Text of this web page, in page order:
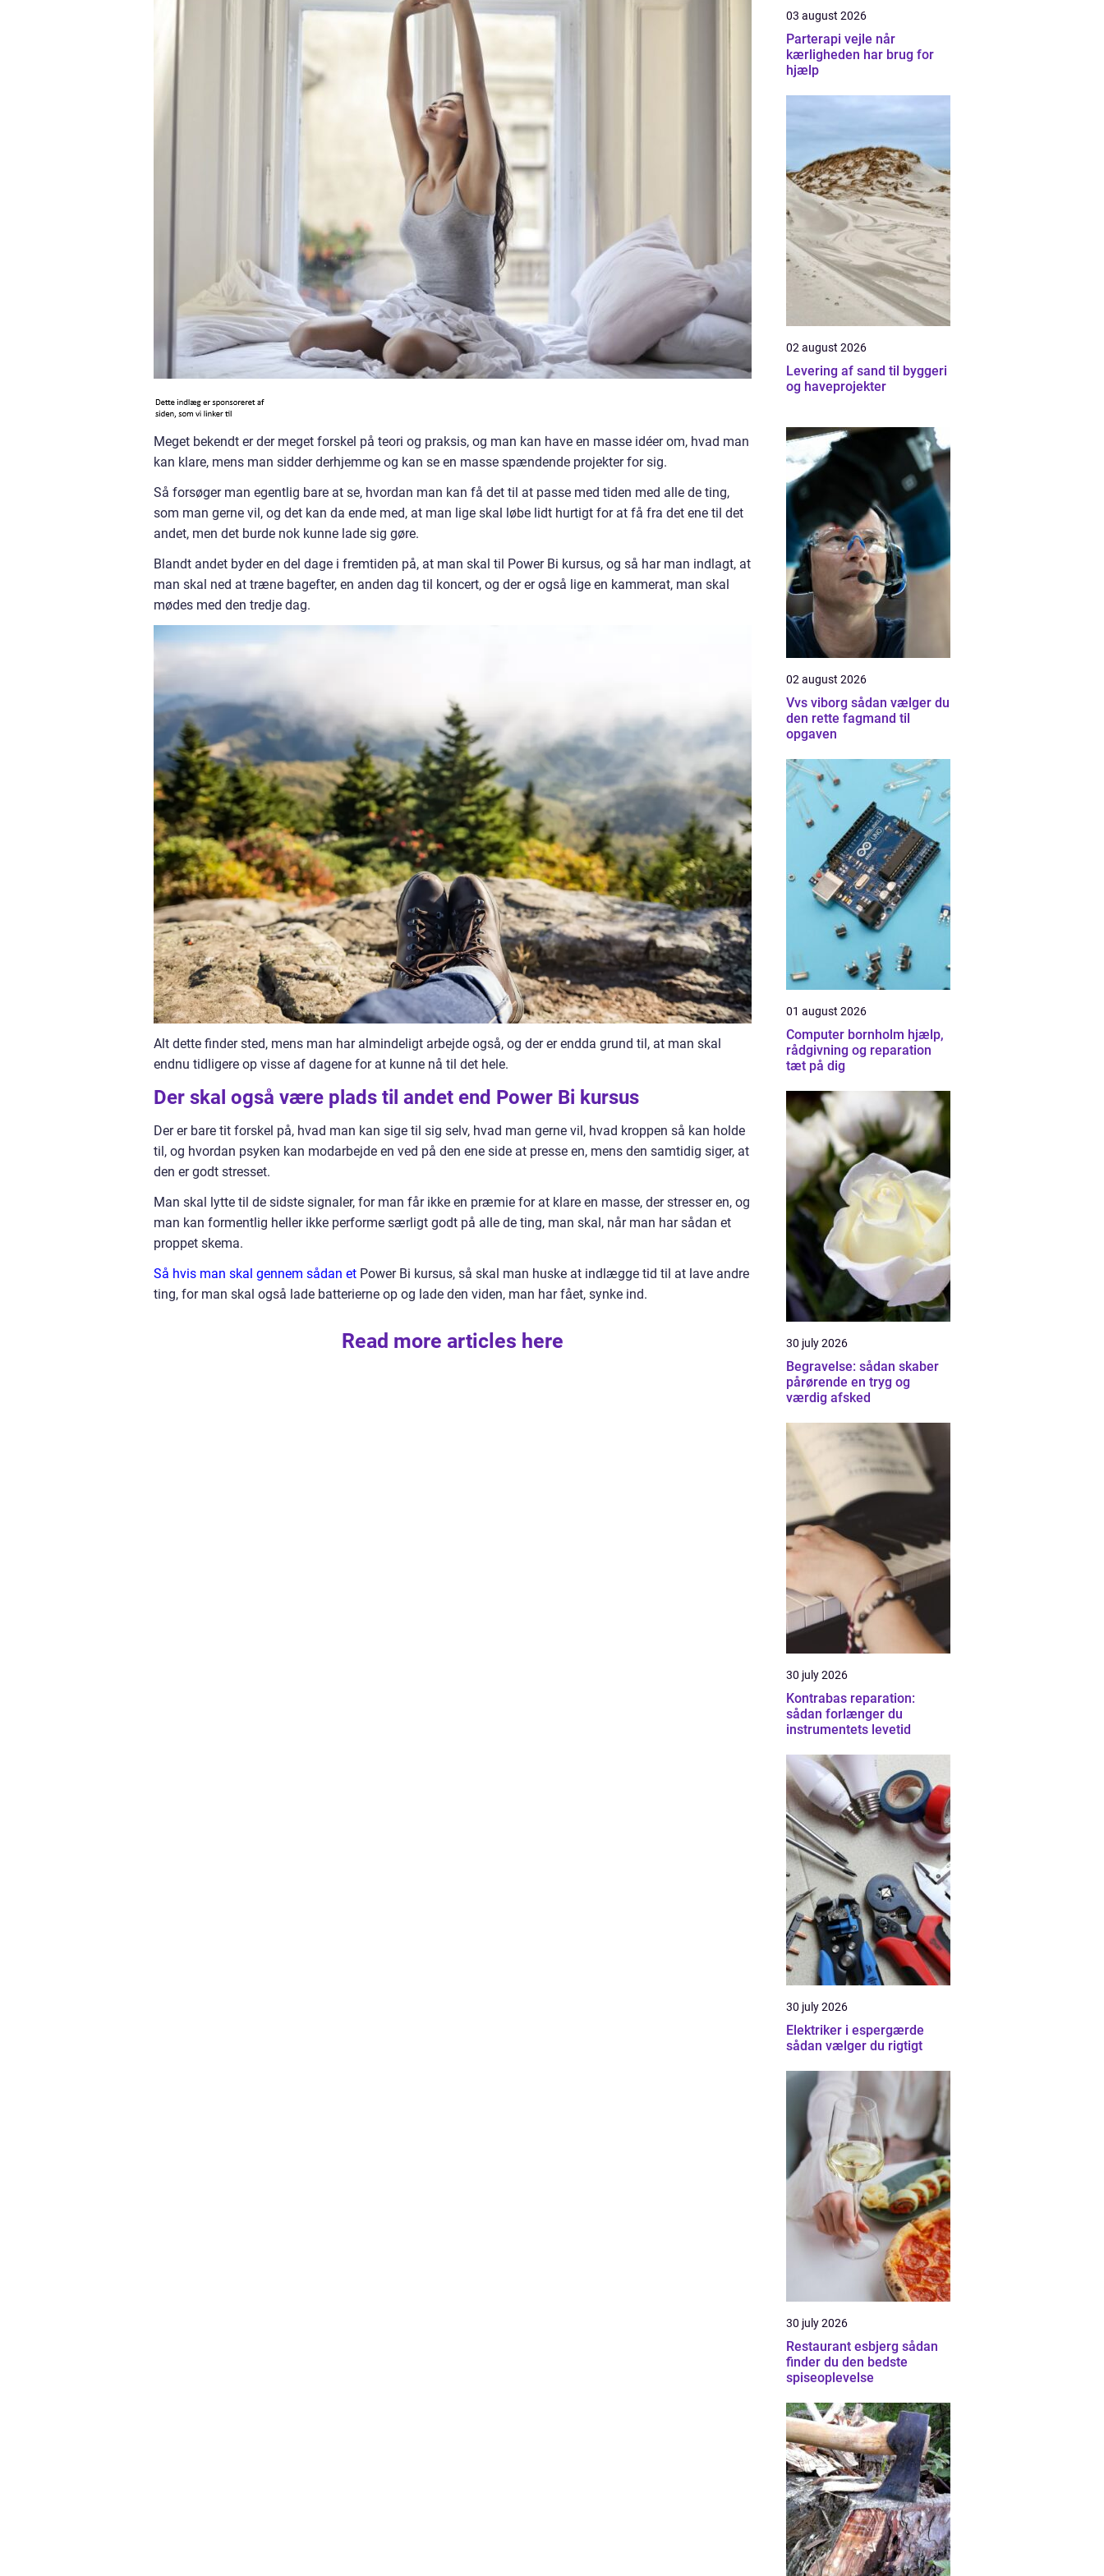
Meget bekendt er der meget forskel på teori og praksis, og man kan have en masse idéer om, hvad man
kan klare, mens man sidder derhjemme og kan se en masse spændende projekter for sig.
Så forsøger man egentlig bare at se, hvordan man kan få det til at passe med tiden med alle de ting,
som man gerne vil, og det kan da ende med, at man lige skal løbe lidt hurtigt for at få fra det ene til det
andet, men det burde nok kunne lade sig gøre.
Blandt andet byder en del dage i fremtiden på, at man skal til Power Bi kursus, og så har man indlagt, at
man skal ned at træne bagefter, en anden dag til koncert, og der er også lige en kammerat, man skal
mødes med den tredje dag.
Alt dette finder sted, mens man har almindeligt arbejde også, og der er endda grund til, at man skal
endnu tidligere op visse af dagene for at kunne nå til det hele.
Der skal også være plads til andet end Power Bi kursus
Der er bare tit forskel på, hvad man kan sige til sig selv, hvad man gerne vil, hvad kroppen så kan holde
til, og hvordan psyken kan modarbejde en ved på den ene side at presse en, mens den samtidig siger, at
den er godt stresset.
Man skal lytte til de sidste signaler, for man får ikke en præmie for at klare en masse, der stresser en, og
man kan formentlig heller ikke performe særligt godt på alle de ting, man skal, når man har sådan et
proppet skema.
Så hvis man skal gennem sådan et Power Bi kursus, så skal man huske at indlægge tid til at lave andre
ting, for man skal også lade batterierne op og lade den viden, man har fået, synke ind.
Read more articles here
03 august 2026
Parterapi vejle når
kærligheden har brug for
hjælp
02 august 2026
Levering af sand til byggeri
og haveprojekter
02 august 2026
Vvs viborg sådan vælger du
den rette fagmand til
opgaven
01 august 2026
Computer bornholm hjælp,
rådgivning og reparation
tæt på dig
30 july 2026
Begravelse: sådan skaber
pårørende en tryg og
værdig afsked
30 july 2026
Kontrabas reparation:
sådan forlænger du
instrumentets levetid
30 july 2026
Elektriker i espergærde
sådan vælger du rigtigt
30 july 2026
Restaurant esbjerg sådan
finder du den bedste
spiseoplevelse